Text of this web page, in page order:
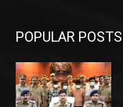
POPULAR POSTS